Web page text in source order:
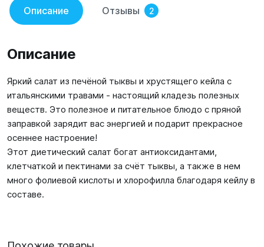
Описание Отзывы 2
Описание
Яркий салат из печёной тыквы и хрустящего кейла с
итальянскими травами - настоящий кладезь полезных
веществ. Это полезное и питательное блюдо с пряной
заправкой зарядит вас энергией и подарит прекрасное
осеннее настроение!
Этот диетический салат богат антиоксидантами,
клетчаткой и пектинами за счёт тыквы, а также в нем
много фолиевой кислоты и хлорофилла благодаря кейлу в
составе.